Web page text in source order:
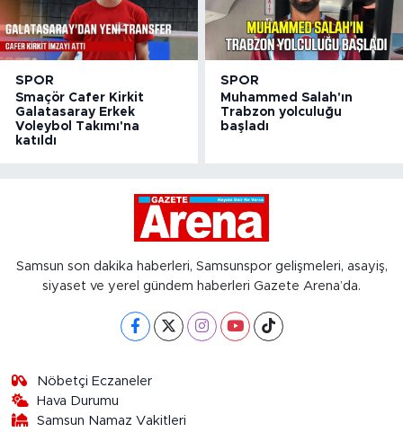
SPOR
Smaçör Cafer Kirkit
Galatasaray Erkek
Voleybol Takımı'na
katıldı
SPOR
Muhammed Salah'ın
Trabzon yolculuğu
başladı
Samsun son dakika haberleri, Samsunspor gelişmeleri, asayiş,
siyaset ve yerel gündem haberleri Gazete Arena’da.
Nöbetçi Eczaneler
Hava Durumu
Samsun Namaz Vakitleri